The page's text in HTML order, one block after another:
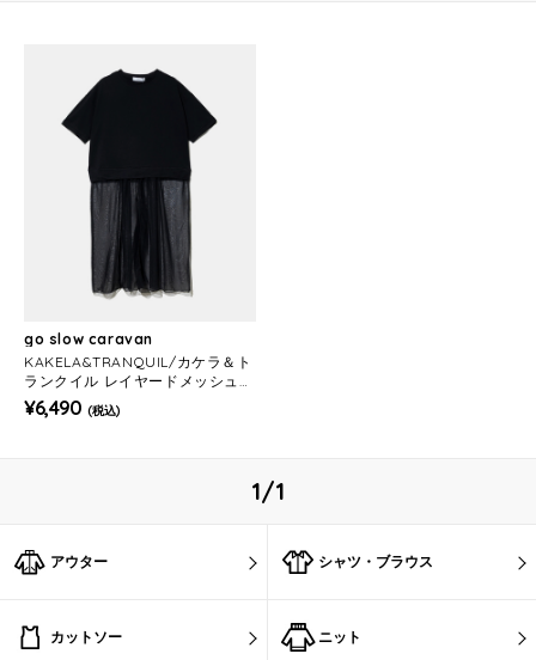
go slow caravan
KAKELA&TRANQUIL/カケラ＆ト
ランクイル レイヤードメッシュワ
ンピース (WOMENS)
¥6,490 (税込)
1/1
アウター シャツ・ブラウス
カットソー ニット